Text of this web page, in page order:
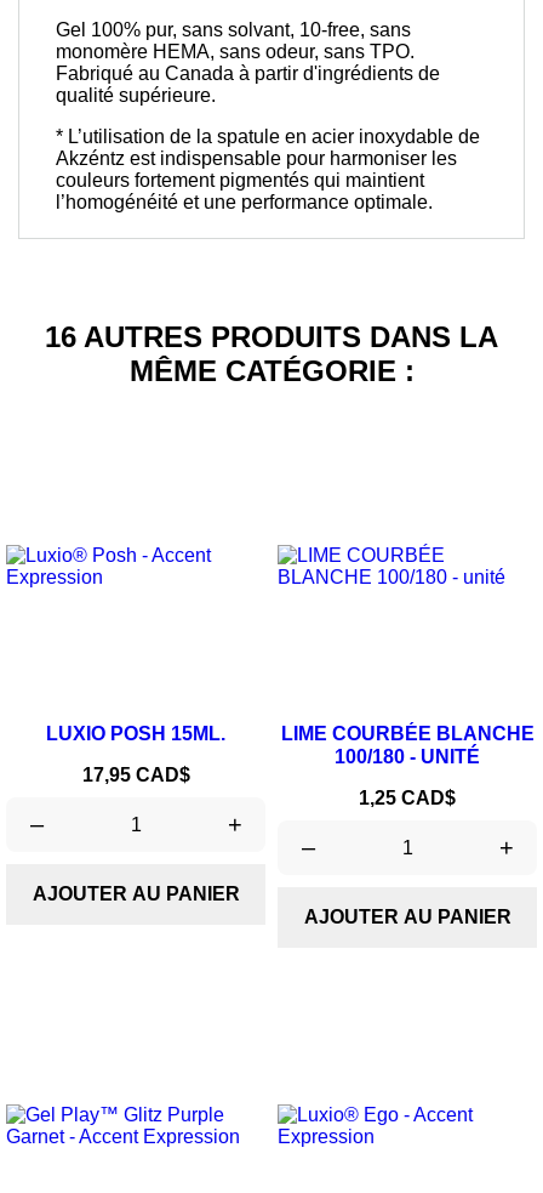
Gel 100% pur, sans solvant, 10-free, sans
monomère HEMA, sans odeur, sans TPO.
Fabriqué au Canada à partir d'ingrédients de
qualité supérieure.
* L’utilisation de la spatule en acier inoxydable de
Akzéntz est indispensable pour harmoniser les
couleurs fortement pigmentés qui maintient
l’homogénéité et une performance optimale.
16 AUTRES PRODUITS DANS LA
MÊME CATÉGORIE :
LUXIO POSH 15ML.
Prix
17,95 CAD$
– +
AJOUTER AU PANIER
LIME COURBÉE BLANCHE
100/180 - UNITÉ
Prix
1,25 CAD$
– +
AJOUTER AU PANIER